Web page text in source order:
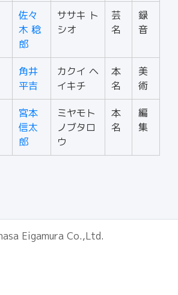
佐々
木 稔
郎
ササキ ト
シオ
芸
名
録
音
角井
平吉
カクイ ヘ
イキチ
本
名
美
術
宮本
信太
郎
ミヤモト
ノブタロ
ウ
本
名
編
集
Eigamura Co.,Ltd.